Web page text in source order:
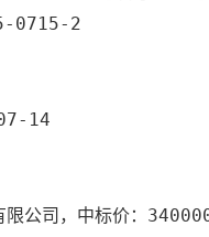
0715-2
14
限公司，中标价：